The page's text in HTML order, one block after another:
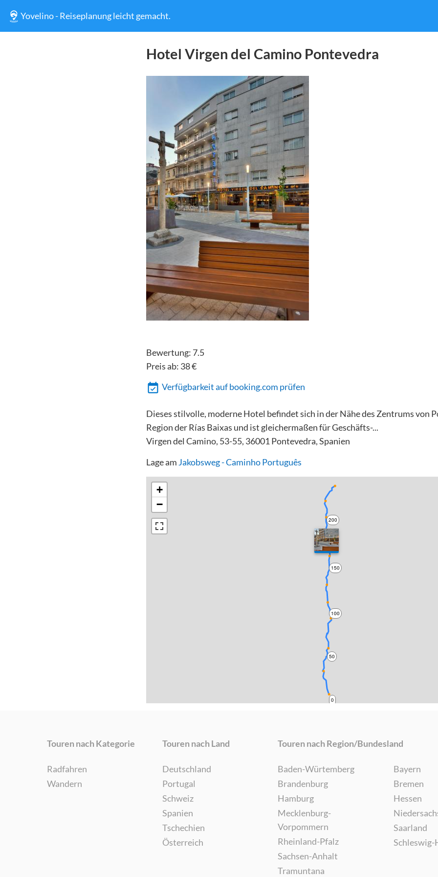
Yovelino - Reiseplanung leicht gemacht.
Hotel Virgen del Camino Pontevedra
Bewertung: 7.5
Preis ab: 38€
Verfügbarkeit auf booking.com prüfen
Dieses stilvolle, moderne Hotel befindet sich in der Nähe des Zentrums von
Region der Rías Baixas und ist gleichermaßen für Geschäfts-...
Virgen del Camino, 53-55, 36001 Pontevedra, Spanien
Lage am Jakobsweg - Caminho Português
0
50
100
150
200
+
−
Touren nach Kategorie
Radfahren
Wandern
Touren nach Land
Deutschland
Portugal
Schweiz
Spanien
Tschechien
Österreich
Touren nach Region/Bundesland
Baden-Würtemberg
Brandenburg
Hamburg
Mecklenburg-
Vorpommern
Rheinland-Pfalz
Sachsen-Anhalt
Tramuntana
Bayern
Bremen
Hessen
Saarland